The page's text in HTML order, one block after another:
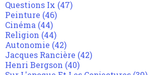
Questions Ix (47)
Peinture (46)
Cinéma (44)
Religion (44)
Autonomie (42)
Jacques Rancière (42)
Henri Bergson (40)